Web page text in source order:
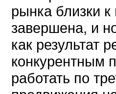
рынка близки
завершена, и
как результат
конкурентным
работать по